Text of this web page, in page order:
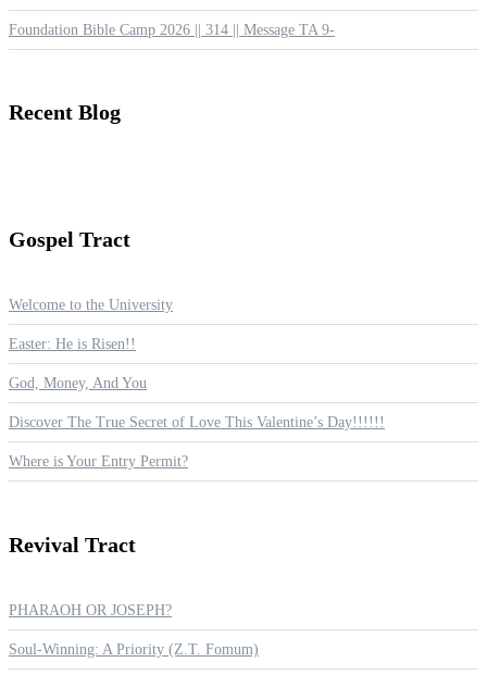
Foundation Bible Camp 2026 || 314 || Message TA 9-
Recent Blog
Gospel Tract
Welcome to the University
Easter: He is Risen!!
God, Money, And You
Discover The True Secret of Love This Valentine’s Day!!!!!!
Where is Your Entry Permit?
Revival Tract
PHARAOH OR JOSEPH?
Soul-Winning: A Priority (Z.T. Fomum)